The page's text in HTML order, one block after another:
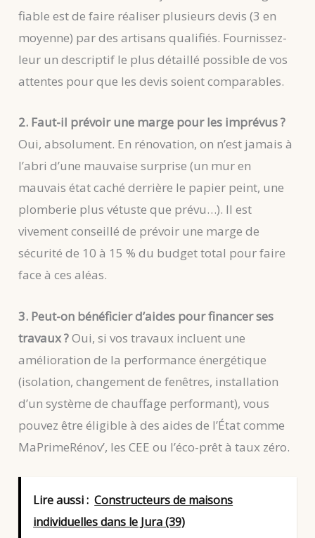
fiable est de faire réaliser plusieurs devis (3 en
moyenne) par des artisans qualifiés. Fournissez-
leur un descriptif le plus détaillé possible de vos
attentes pour que les devis soient comparables.
2. Faut-il prévoir une marge pour les imprévus ?
Oui, absolument. En rénovation, on n’est jamais à
l’abri d’une mauvaise surprise (un mur en
mauvais état caché derrière le papier peint, une
plomberie plus vétuste que prévu…). Il est
vivement conseillé de prévoir une marge de
sécurité de 10 à 15 % du budget total pour faire
face à ces aléas.
3. Peut-on bénéficier d’aides pour financer ses
travaux ?Oui, si vos travaux incluent une
amélioration de la performance énergétique
(isolation, changement de fenêtres, installation
d’un système de chauffage performant), vous
pouvez être éligible à des aides de l’État comme
MaPrimeRénov’, les CEE ou l’éco-prêt à taux zéro.
Lire aussi : Constructeurs de maisons
individuelles dans le Jura (39)